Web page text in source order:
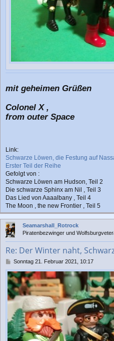
mit geheimen Grüßen
Colonel X ,
from outer Space
Link:
Schwarze Löwen, die Festung auf
Erster Teil der Reihe
Gefolgt von :
Schwarze Löwen am Hudson, Teil 2
Die schwarze Sphinx am Nil , Teil 3
Das Lied von Aaaalbany , Teil 4
The Moon , the new Frontier , Teil 5
Seamarshall_Rotrock
Piratenbezwinger und
Re: Der Winter naht,
B
e
i
t
r
a
Sonntag 21. Februar 2021, 10:17